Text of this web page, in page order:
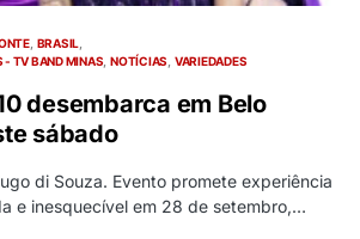
BRASIL
- TV BAND MINAS NOTÍCIAS VARIEDADES
desembarca em Belo
sábado
di Souza. Evento promete experiência
e inesquecível em 28 de setembro,…